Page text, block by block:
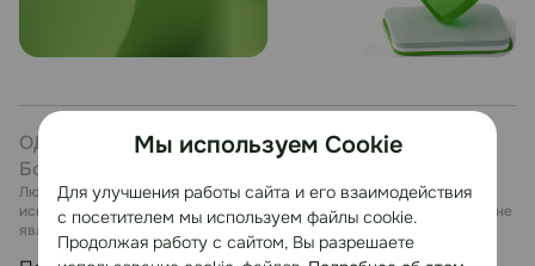
ОДО «ЭТЕРИКА», УНП 101246411, Минский р-н, д.
Боровая, 7, каб. 27
Любая информация, представленная на данном сайте, носит
исключительно информационный характер и ни при каких условиях не
является публичной офертой.
Мы используем Cookie
Для улучшения работы сайта и его взаимодействия
с посетителем мы используем файлы cookie.
Продолжая работу с сайтом, Вы разрешаете